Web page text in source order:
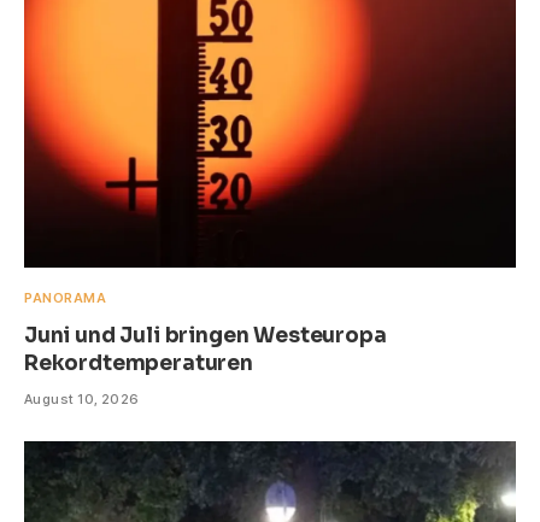
PANORAMA
Juni und Juli bringen Westeuropa
Rekordtemperaturen
August 10, 2026